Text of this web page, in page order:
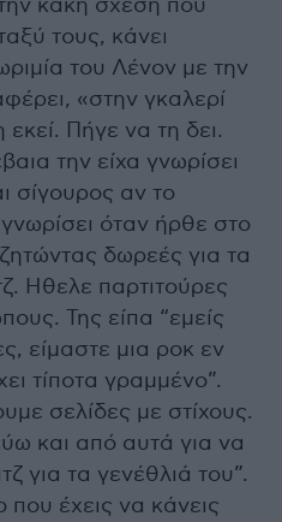
κακή σχέση που
τους, κάνει
του Λένον με την
«στην γκαλερί
Πήγε να τη δει.
την είχα γνωρίσει
σίγουρος αν το
όταν ήρθε στο
δωρεές για τα
Ηθελε παρτιτούρες
Της είπα “εμείς
είμαστε μια ροκ εν
τίποτα γραμμένο”.
σελίδες με στίχους.
και από αυτά για να
για τα γενέθλιά του”.
έχεις να κάνεις